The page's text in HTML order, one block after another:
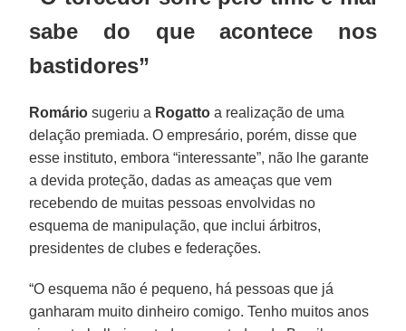
sabe do que acontece nos
bastidores”
Romário sugeriu a Rogatto a realização de uma
delação premiada. O empresário, porém, disse que
esse instituto, embora “interessante”, não lhe garante
a devida proteção, dadas as ameaças que vem
recebendo de muitas pessoas envolvidas no
esquema de manipulação, que inclui árbitros,
presidentes de clubes e federações.
“O esquema não é pequeno, há pessoas que já
ganharam muito dinheiro comigo. Tenho muitos anos